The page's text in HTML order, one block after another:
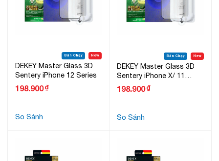
Bán Chạy New
DEKEY Master Glass 3D
Sentery iPhone 12 Series
198.900₫
So Sánh
Bán Chạy New
DEKEY Master Glass 3D
Sentery iPhone X/ 11
Series
198.900₫
So Sánh